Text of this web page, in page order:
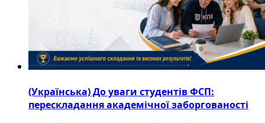
(Українська) До уваги студентів ФСП:
перескладання академічної заборгованості